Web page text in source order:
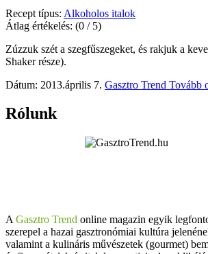
Recept típus: Alkoholos italok
Átlag értékelés: (0 / 5)
Zúzzuk szét a szegfűszegeket, és rakjuk a
Shaker része).
Dátum: 2013.április 7. Gasztro Trend Tovább
Rólunk
A Gasztro Trend online magazin egyik
szerepel a hazai gasztronómiai kultúra
valamint a kulináris művészetek (gourmet)